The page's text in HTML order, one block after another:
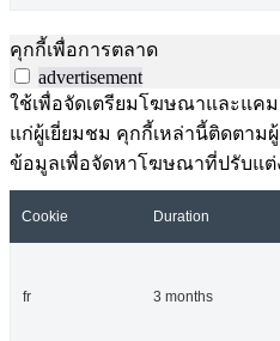
คุกกี้เพื่อการตลาด
advertisement
ใช้เพื่อจัดเตรียมโฆษณาและแค
แก่ผู้เยี่ยมชม คุกกี้เหล่านี้ติดตาม
ข้อมูลเพื่อจัดหาโฆษณาที่ปรับแต่
Cookie Duration
fr 3 months